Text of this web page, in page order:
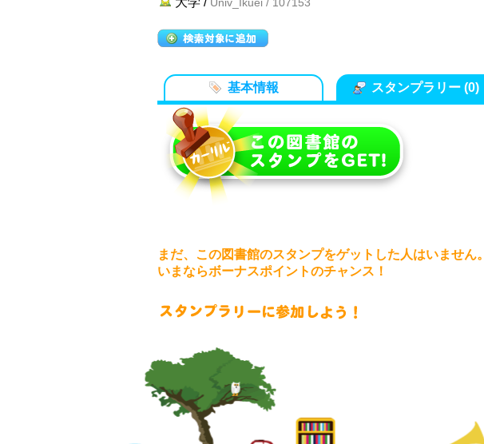
Univ_Ikuei / 107153
基本情報 スタンプラリー (0)
まだ、この図書館のスタンプをゲットした人はいません。
いまならボーナスポイントのチャンス！